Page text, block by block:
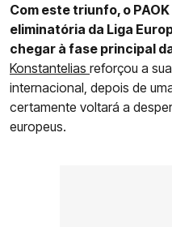
Com este triunfo, o
eliminatória da Liga
chegar à fase principal
Konstantelias reforçou a
internacional, depois de
certamente voltará a
europeus.